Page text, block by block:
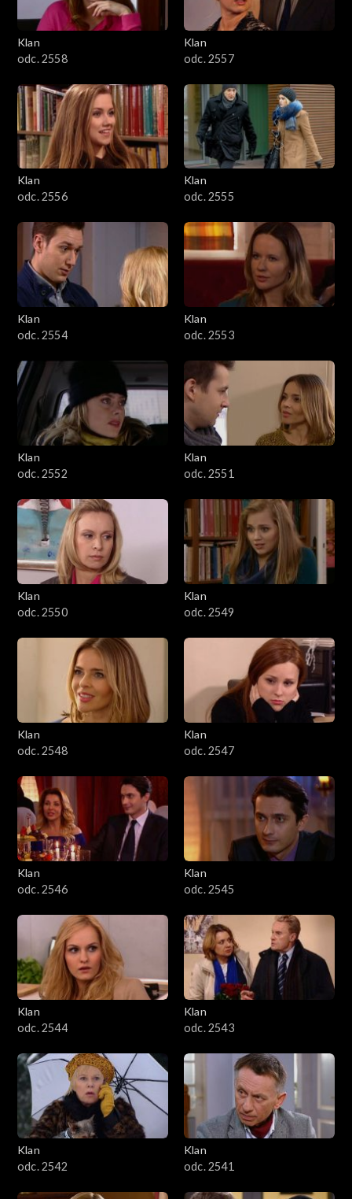
Klan
odc. 2558
Klan
odc. 2557
Klan
odc. 2556
Klan
odc. 2555
Klan
odc. 2554
Klan
odc. 2553
Klan
odc. 2552
Klan
odc. 2551
Klan
odc. 2550
Klan
odc. 2549
Klan
odc. 2548
Klan
odc. 2547
Klan
odc. 2546
Klan
odc. 2545
Klan
odc. 2544
Klan
odc. 2543
Klan
odc. 2542
Klan
odc. 2541